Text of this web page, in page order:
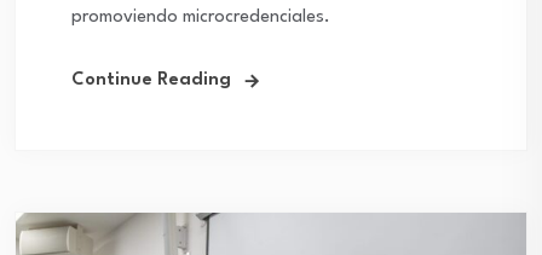
promoviendo microcredenciales.
Continue Reading